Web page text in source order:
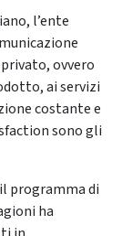
l’ente
ovvero
ai servizi
costante e
sono gli
programma di
ha